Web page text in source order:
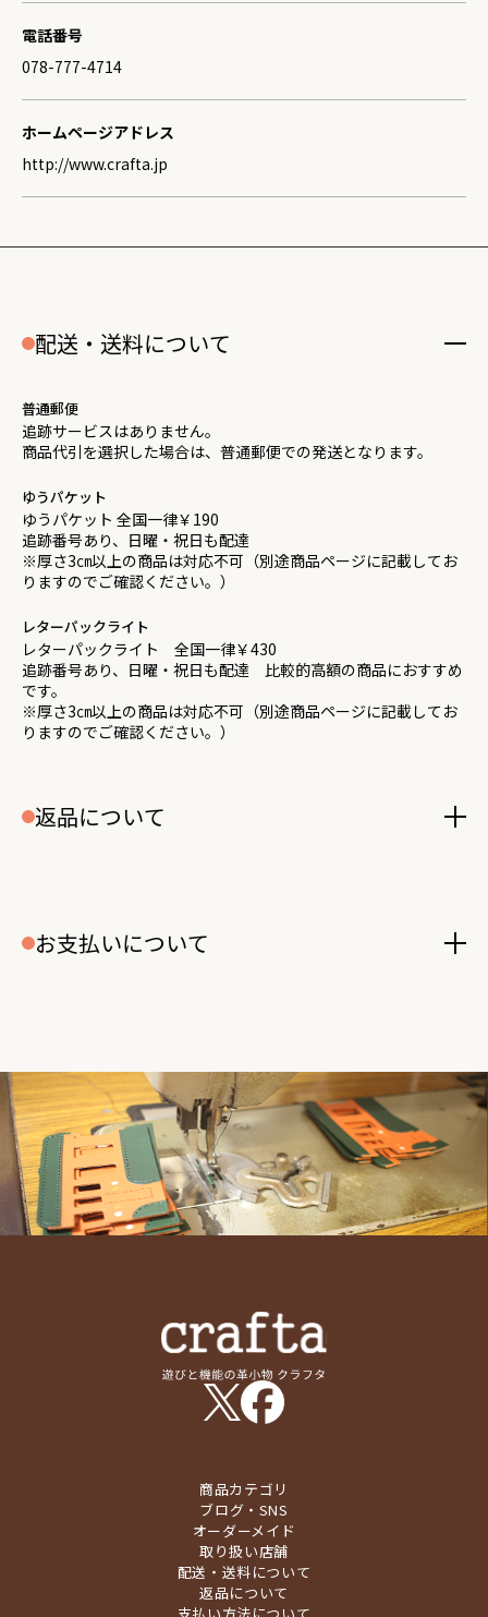
電話番号
078-777-4714
ホームページアドレス
http://www.crafta.jp
配送・送料について
普通郵便
追跡サービスはありません。
商品代引を選択した場合は、普通郵便での発送となります。
ゆうパケット
ゆうパケット 全国一律￥190
追跡番号あり、日曜・祝日も配達
※厚さ3㎝以上の商品は対応不可（別途商品ページに記載してお
りますのでご確認ください。）
レターパックライト
レターパックライト 全国一律￥430
追跡番号あり、日曜・祝日も配達 比較的高額の商品におすすめ
です。
※厚さ3㎝以上の商品は対応不可（別途商品ページに記載してお
りますのでご確認ください。）
返品について
お支払いについて
商品カテゴリ
ブログ・SNS
オーダーメイド
取り扱い店舗
配送・送料について
返品について